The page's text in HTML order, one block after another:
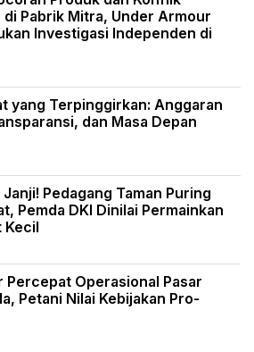
di Pabrik Mitra, Under Armour
Investigasi Independen di
yang Terpinggirkan: Anggaran
dan Masa Depan
Pedagang Taman Puring
Pemda DKI Dinilai Permainkan
Kecil
Percepat Operasional Pasar
Petani Nilai Kebijakan Pro-